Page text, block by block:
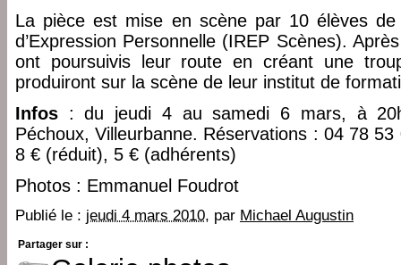
La pièce est mise en scène par 10 élèves de
d’Expression Personnelle (IREP Scènes).
ont poursuivis leur route en créant une
produiront sur la scène de leur institut de
Infos : du jeudi 4 au samedi 6 mars, à
Péchoux, Villeurbanne. Réservations : 04 78
8 € (réduit), 5 € (adhérents)
Photos : Emmanuel Foudrot
Publié le : jeudi 4 mars 2010, par Michael Augustin
Partager sur :